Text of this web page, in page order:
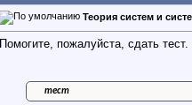
Теория систем и
Помогите, пожалуйста, сдать
тест